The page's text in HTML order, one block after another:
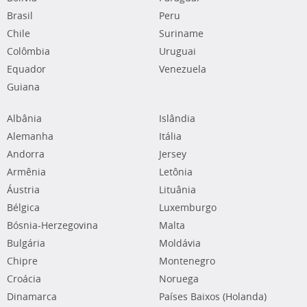
Brasil
Chile
Colômbia
Equador
Guiana
Peru
Suriname
Uruguai
Venezuela
Albânia
Alemanha
Andorra
Armênia
Áustria
Bélgica
Bósnia-Herzegovina
Bulgária
Chipre
Croácia
Dinamarca
Islândia
Itália
Jersey
Letônia
Lituânia
Luxemburgo
Malta
Moldávia
Montenegro
Noruega
Países Baixos (Holanda)